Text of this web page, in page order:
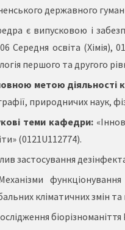
державного
є випусковою і
Середня освіта (Хімія),
першого та другого
метою діяльності
природничих наук,
теми кафедри:
(0121U112774).
застосування
кліматичних змін
біорізноманіття